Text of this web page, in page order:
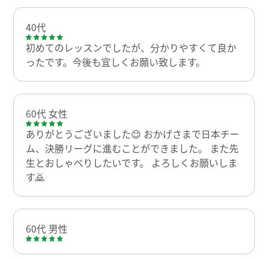
40代
初めてのレッスンでしたが、分かりやすくて良か
ったです。今後も宜しくお願い致します。
60代 女性
ありがとうございました😊 おかげさまで日本チー
ム、決勝リーグに進むことができました。 また先
生とおしゃべりしたいです。 よろしくお願いしま
す🙇
60代 男性